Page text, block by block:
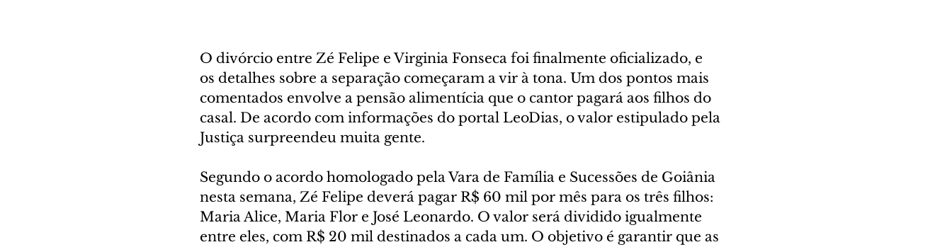
O divórcio entre Zé Felipe e Virginia Fonseca foi finalmente oficializado, e
os detalhes sobre a separação começaram a vir à tona. Um dos pontos mais
comentados envolve a pensão alimentícia que o cantor pagará aos filhos do
casal. De acordo com informações do portal LeoDias, o valor estipulado pela
Justiça surpreendeu muita gente.
Segundo o acordo homologado pela Vara de Família e Sucessões de Goiânia
nesta semana, Zé Felipe deverá pagar R$ 60 mil por mês para os três filhos:
Maria Alice, Maria Flor e José Leonardo. O valor será dividido igualmente
entre eles, com R$ 20 mil destinados a cada um. O objetivo é garantir que as